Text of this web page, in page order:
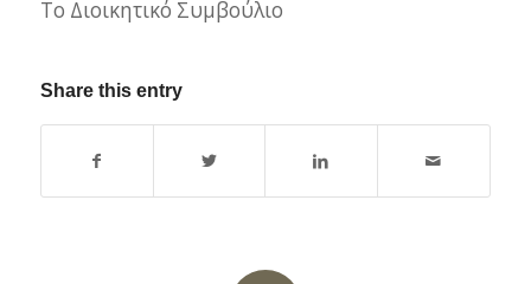
Το Διοικητικό Συμβούλιο
Share this entry